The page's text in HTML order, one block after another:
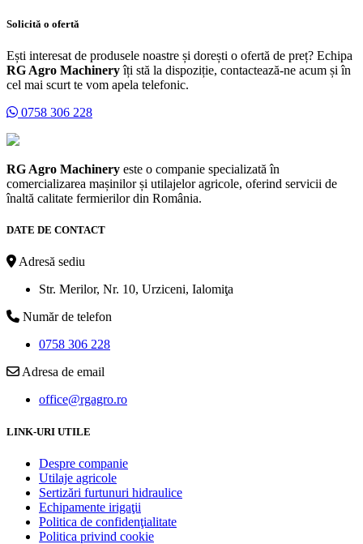
Solicită o ofertă
Ești interesat de produsele noastre și dorești o ofertă de preț? Echipa
RG Agro Machineryîți stă la dispoziție, contactează-ne acum și în
cel mai scurt te vom apela telefonic.
0758 306 228
RG Agro Machinery este o companie specializată în
comercializarea mașinilor și utilajelor agricole, oferind servicii de
înaltă calitate fermierilor din România.
DATE DE CONTACT
Adresă sediu
Str. Merilor, Nr. 10, Urziceni, Ialomiţa
Număr de telefon
0758 306 228
Adresa de email
office@rgagro.ro
LINK-URI UTILE
Despre companie
Utilaje agricole
Sertizări furtunuri hidraulice
Echipamente irigaţii
Politica de confidenţialitate
Politica privind cookie